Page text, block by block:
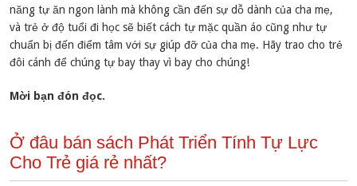
năng tự ăn ngon lành mà không cần đến sự dỗ dành của cha mẹ,
và trẻ ở độ tuổi đi học sẽ biết cách tự mặc quần áo cũng như tự
chuẩn bị đến điểm tâm với sự giúp đỡ của cha mẹ. Hãy trao cho trẻ
đôi cánh để chúng tự bay thay vì bay cho chúng!
Mời bạn đón đọc.
Ở đâu bán sách Phát Triển Tính Tự Lực
Cho Trẻ giá rẻ nhất?